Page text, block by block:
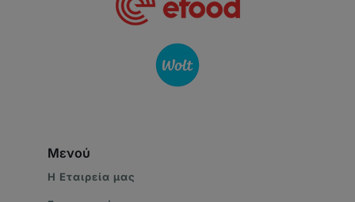
Μενού
Η Eταιρεία μας